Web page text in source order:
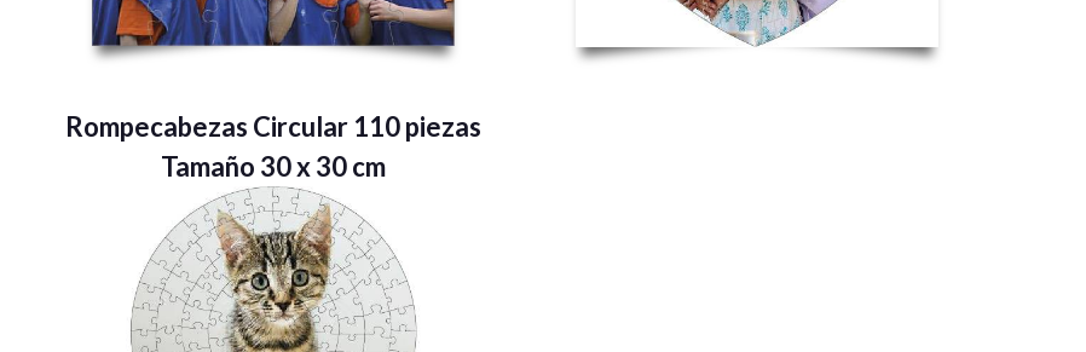
Rompecabezas Circular 110 piezas
Tamaño 30 x 30 cm